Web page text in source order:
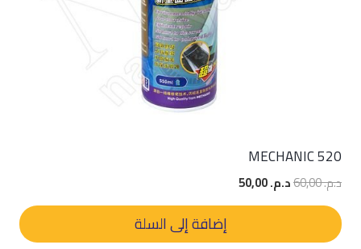
MECHANIC 520
د.م.60,00
السعر
الأصلي
د.م. 60,00.
د.م.
السعر
الحالي
هو:
د.م. 50,00.
إضافة إلى السلة